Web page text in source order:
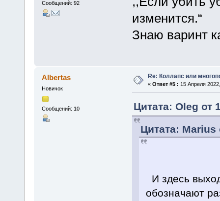
Сообщений: 92
изменится.“
Знаю варинт
Albertas
Новичок
Сообщений: 10
Re: Коллапс или
« Ответ #5 : 15 Апреля
Цитата: Oleg от
Цитата: Marius
И здесь
обозначают